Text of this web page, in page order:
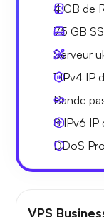
4 GB de
75 GB
Serveur
1 IPv4 IP
Bande
8 IPv6 IP
DDoS
VPS